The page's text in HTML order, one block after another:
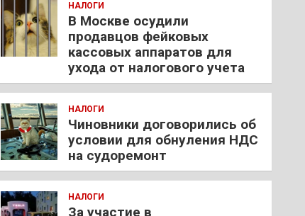
НАЛОГИ
В Москве осудили
продавцов фейковых
кассовых аппаратов для
ухода от налогового учета
НАЛОГИ
Чиновники договорились об
условии для обнуления НДС
на судоремонт
НАЛОГИ
За участие в